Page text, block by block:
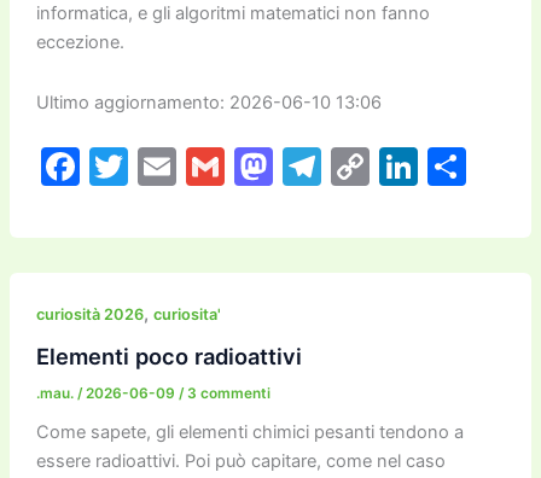
informatica, e gli algoritmi matematici non fanno
eccezione.
Ultimo aggiornamento: 2026-06-10 13:06
F
c
e
b
o
o
k
T
itt
er
E
ai
l
G
ai
l
M
st
o
o
T
e
gr
C
p
y
Li
k
e
C
n
di
curiosità 2026, curiosita'
Elementi poco radioattivi
.mau. /2026-06-09 / 3 commenti
Come sapete, gli elementi chimici pesanti tendono a
essere radioattivi. Poi può capitare, come nel caso